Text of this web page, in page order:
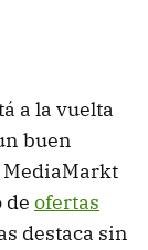
a la vuelta
buen
MediaMarkt
de ofertas
destaca sin